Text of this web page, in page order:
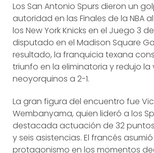
Los San Antonio Spurs dieron un
autoridad en las Finales de la NBA al
los New York Knicks en el Juego 3
disputado en el Madison Square
resultado, la franquicia texana
triunfo en la eliminatoria y redujo la
neoyorquinos a 2-1.
La gran figura del encuentro fue
Wembanyama, quien lideró a los
destacada actuación de 32
y seis asistencias. El francés
protagonismo en los momentos